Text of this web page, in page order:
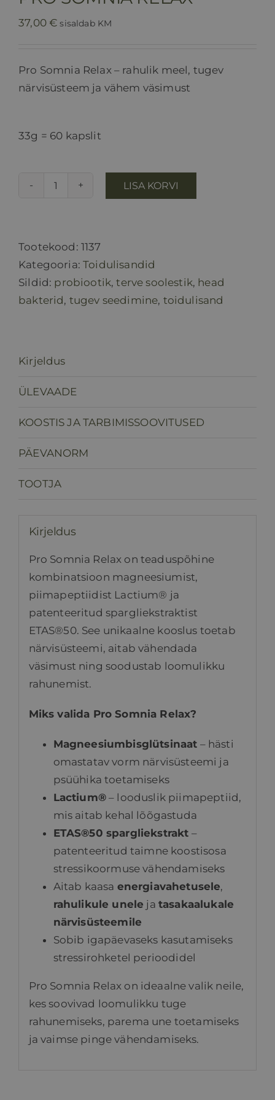
37,00€ sisaldab KM
Pro Somnia Relax – rahulik meel, tugev
närvisüsteem ja vähem väsimust
33g = 60 kapslit
PRO
kogus
LISA KORVI
Tootekood: 1137
Kategooria:Toidulisandid
Sildid: probiootik,terve soolestik, head
bakterid, tugev seedimine, toidulisand
Kirjeldus
ÜLEVAADE
KOOSTIS JA TARBIMISSOOVITUSED
PÄEVANORM
TOOTJA
Kirjeldus
Pro Somnia Relax on teaduspõhine
kombinatsioon magneesiumist,
piimapeptiidist Lactium® ja
patenteeritud spargliekstraktist
ETAS®50. See unikaalne kooslus toetab
närvisüsteemi, aitab vähendada
väsimust ning soodustab loomulikku
rahunemist.
Miks valida Pro Somnia Relax?
Magneesiumbisglütsinaat – hästi
omastatav vorm närvisüsteemi ja
psüühika toetamiseks
Lactium®– looduslik piimapeptiid,
mis aitab kehal lõõgastuda
ETAS®50 spargliekstrakt –
patenteeritud taimne koostisosa
stressikoormuse vähendamiseks
Aitab kaasa energiavahetusele,
rahulikule unele ja tasakaalukale
närvisüsteemile
Sobib igapäevaseks kasutamiseks
stressirohketel perioodidel
Pro Somnia Relax on ideaalne valik neile,
kes soovivad loomulikku tuge
rahunemiseks, parema une toetamiseks
ja vaimse pinge vähendamiseks.